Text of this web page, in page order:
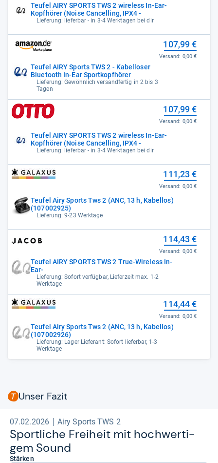
Teufel AIRY SPORTS TWS 2 wireless In-Ear-
Kopfhörer (Noise Cancelling, IPX4 -
Lieferung: lieferbar - in 3-4 Werktagen bei dir
Teufel AIRY Sports TWS 2 - Kabelloser
Bluetooth In-Ear Sportkopfhörer
Lieferung: Gewöhnlich versandfertig in 2 bis 3
Tagen
107,99 €
Versand: 0,00 €
Teufel AIRY SPORTS TWS 2 wireless In-Ear-
Kopfhörer (Noise Cancelling, IPX4 -
Lieferung: lieferbar - in 3-4 Werktagen bei dir
107,99 €
Versand: 0,00 €
Teufel Airy Sports Tws 2 (ANC, 13 h, Kabellos)
(107002925)
Lieferung: 9-23 Werktage
111,23 €
Versand: 0,00 €
Teufel AIRY SPORTS TWS 2 True-Wireless In-
Ear-
Lieferung: Sofort verfügbar, Lieferzeit max. 1-2
Werktage
114,43 €
Versand: 0,00 €
Teufel Airy Sports Tws 2 (ANC, 13 h, Kabellos)
(107002926)
Lieferung: Lager Lieferant: Sofort lieferbar, 1-3
Werktage
114,44 €
Versand: 0,00 €
Unser Fazit
07.02.2026 Airy Sports TWS 2
Sport­li­che Frei­heit mit hoch­wer­ti­
gem Sound
Stärken